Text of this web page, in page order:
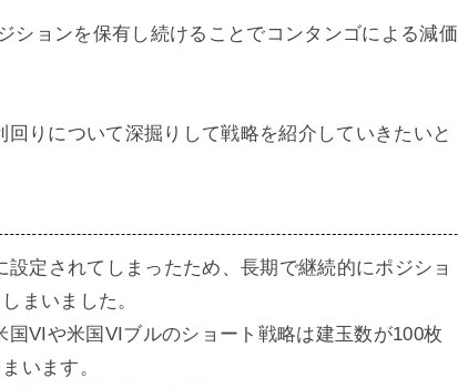
ションを保有し続けることでコンタンゴによる減価
りについて深掘りして戦略を紹介していきたいと
定されてしまったため、長期で継続的にポジショ
まいました。
VIや米国VIブルのショート戦略は建玉数が100枚
います。